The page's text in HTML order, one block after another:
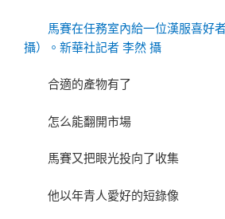
馬賽在任務室內給一位漢服喜好
攝）。新華社記者 李然 攝
合適的產物有了
怎么能翻開市場
馬賽又把眼光投向了收集
他以年青人愛好的短錄像